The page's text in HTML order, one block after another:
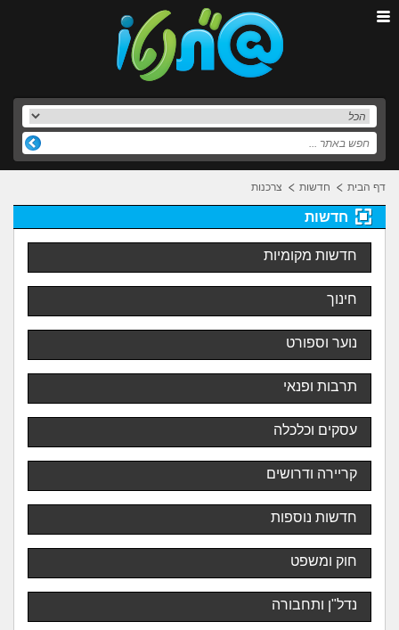
דף הבית חדשות צרכנות
חדשות
חדשות מקומיות
חינוך
נוער וספורט
תרבות ופנאי
עסקים וכלכלה
קריירה ודרושים
חדשות נוספות
חוק ומשפט
נדל"ן ותחבורה